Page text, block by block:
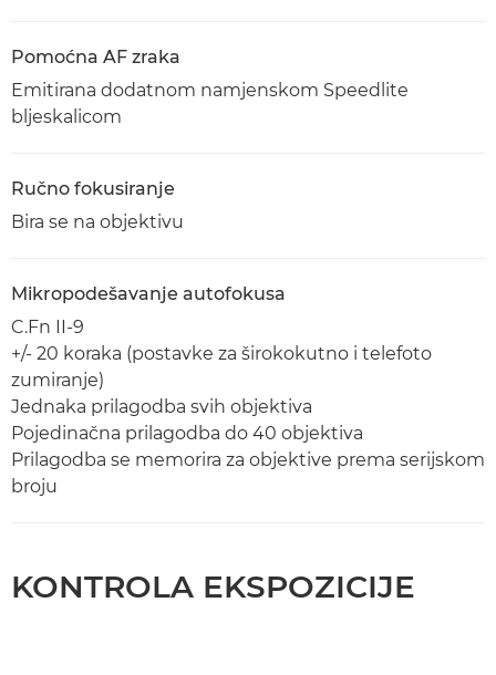
Pomoćna AF zraka
Emitirana dodatnom namjenskom Speedlite
bljeskalicom
Ručno fokusiranje
Bira se na objektivu
Mikropodešavanje autofokusa
C.Fn II-9
+/- 20 koraka (postavke za širokokutno i telefoto
zumiranje)
Jednaka prilagodba svih objektiva
Pojedinačna prilagodba do 40 objektiva
Prilagodba se memorira za objektive prema serijskom
broju
KONTROLA EKSPOZICIJE